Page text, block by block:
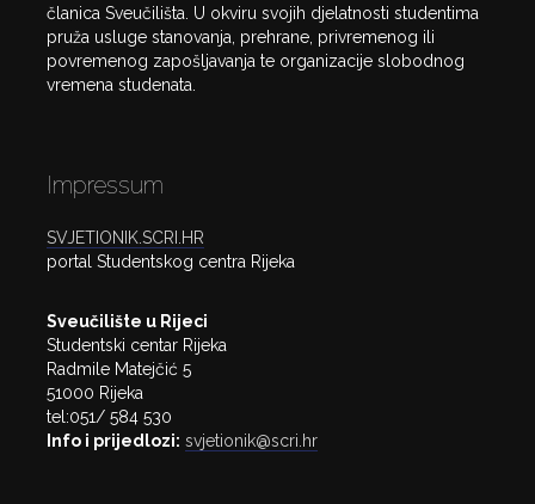
članica Sveučilišta. U okviru svojih djelatnosti studentima
pruža usluge stanovanja, prehrane, privremenog ili
povremenog zapošljavanja te organizacije slobodnog
vremena studenata.
Impressum
SVJETIONIK.SCRI.HR
portal Studentskog centra Rijeka
Sveučilište u Rijeci
Studentski centar Rijeka
Radmile Matejčić 5
51000 Rijeka
tel:051/ 584 530
Info i prijedlozi: svjetionik@scri.hr